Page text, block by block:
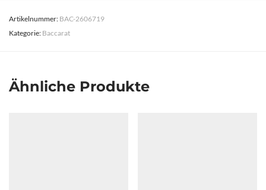
Artikelnummer: BAC-2606719
Kategorie: Baccarat
Ähnliche Produkte